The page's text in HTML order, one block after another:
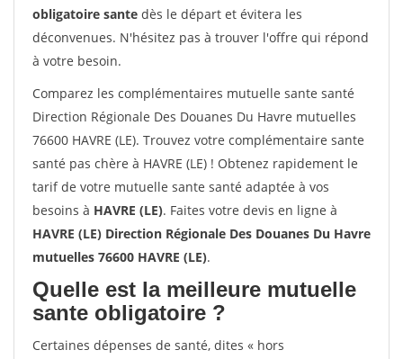
obligatoire sante dès le départ et évitera les
déconvenues. N'hésitez pas à trouver l'offre qui répond
à votre besoin.
Comparez les complémentaires mutuelle sante santé
Direction Régionale Des Douanes Du Havre mutuelles
76600 HAVRE (LE). Trouvez votre complémentaire sante
santé pas chère à HAVRE (LE) ! Obtenez rapidement le
tarif de votre mutuelle sante santé adaptée à vos
besoins à HAVRE (LE). Faites votre devis en ligne à
HAVRE (LE) Direction Régionale Des Douanes Du Havre
mutuelles 76600 HAVRE (LE).
Quelle est la meilleure mutuelle
sante obligatoire ?
Certaines dépenses de santé, dites « hors